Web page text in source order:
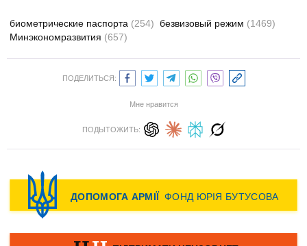
биометрические паспорта (254) безвизовый режим (1469)
Минэкономразвития (657)
ПОДЕЛИТЬСЯ:
Мне нравится
ПОДЫТОЖИТЬ: